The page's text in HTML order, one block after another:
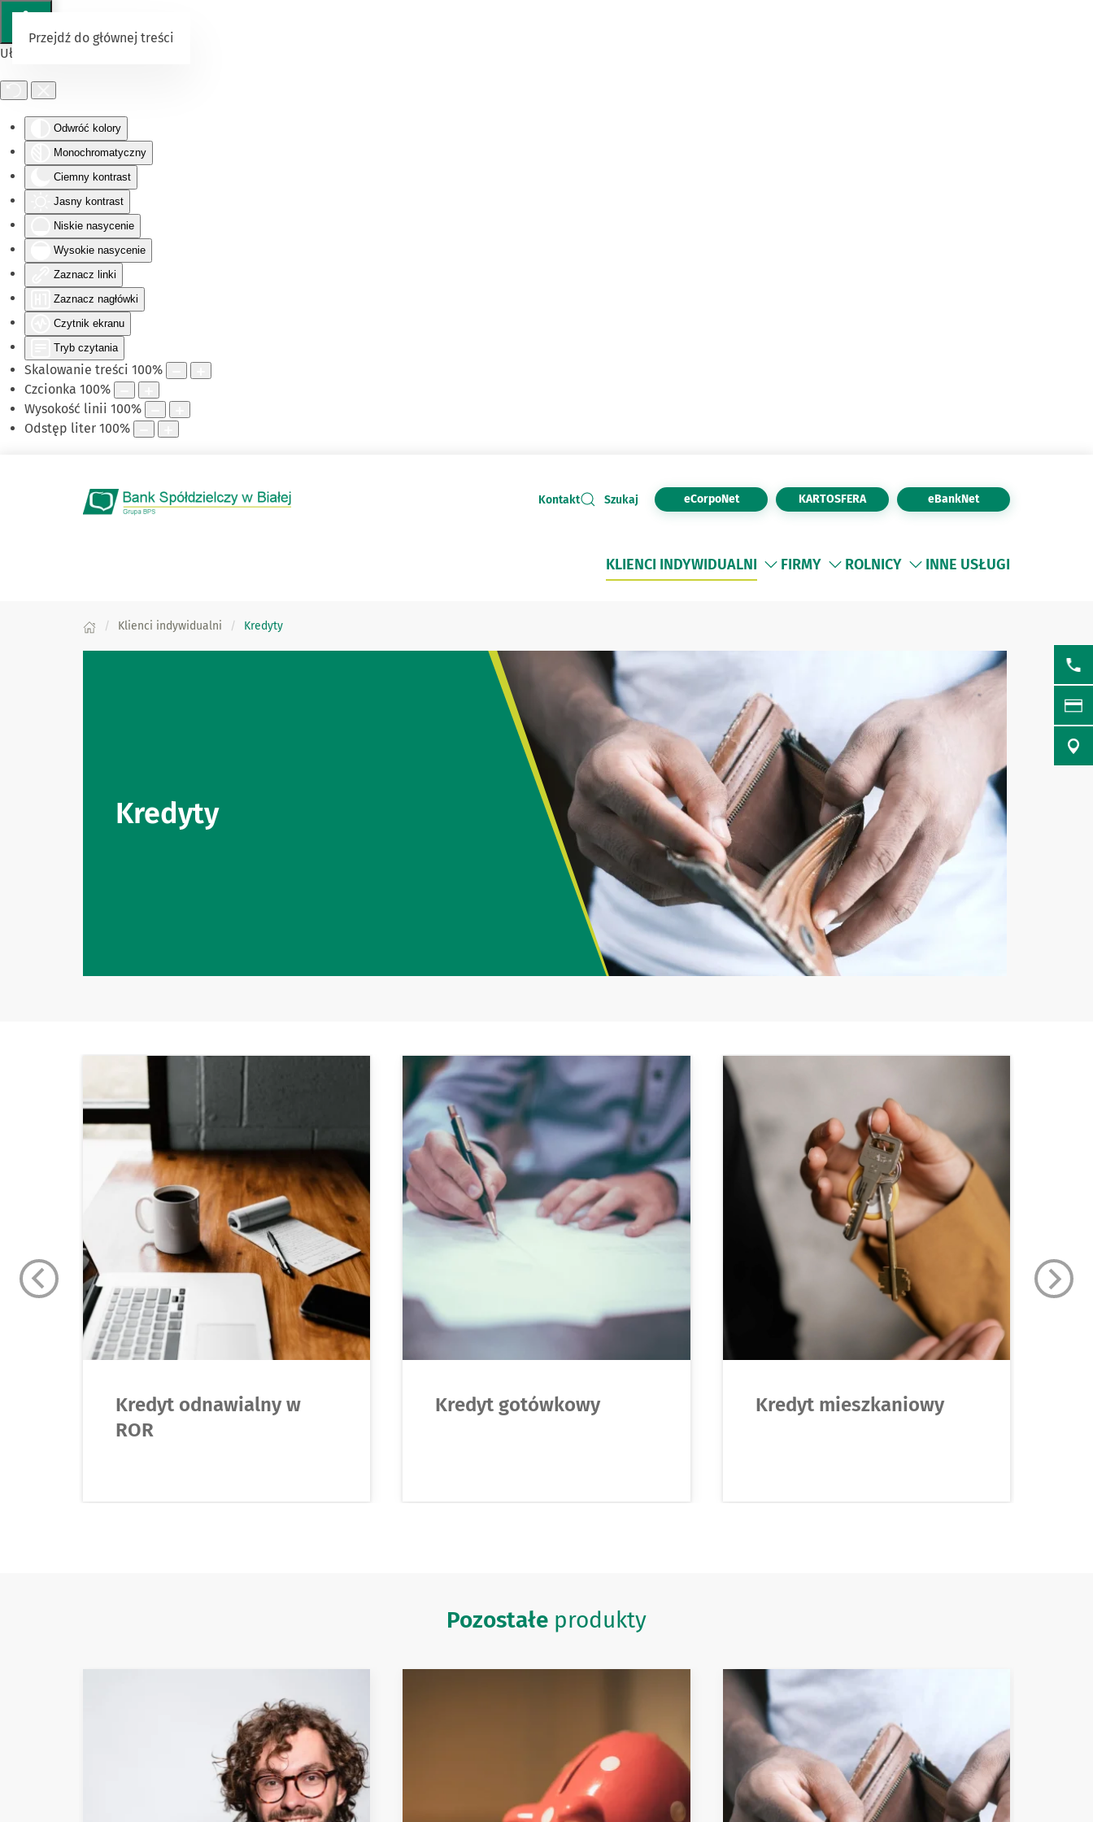
Ułatwienia dostępu
Odwróć kolory
Monochromatyczny
Ciemny kontrast
Jasny kontrast
Niskie nasycenie
Wysokie nasycenie
Zaznacz linki
Zaznacz nagłówki
Czytnik ekranu
Tryb czytania
Skalowanie treści 100%
Czcionka 100%
Wysokość linii 100%
Odstęp liter 100%
Przejdź do głównej treści
Kontakt Szukaj eCorpoNet KARTOSFERA eBankNet
KLIENCI INDYWIDUALNI FIRMY ROLNICY INNE USŁUGI
Klienci indywidualni Kredyty
Kredyty
Kredyt odnawialny w
ROR
Kredyt gotówkowy Kredyt mieszkaniowy
Pozostałe produkty